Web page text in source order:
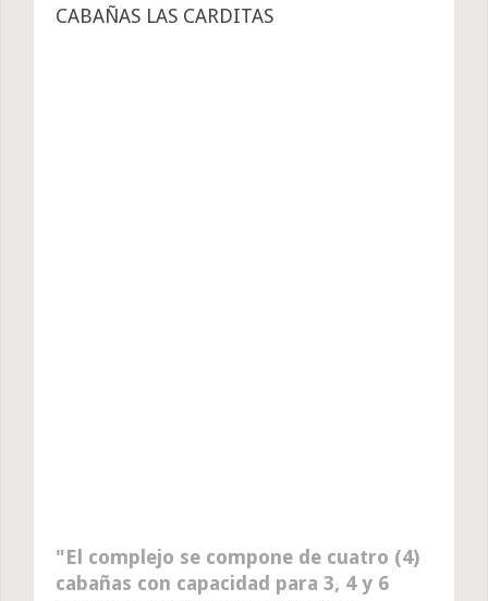
CABAÑAS LAS CARDITAS
El complejo se compone de cuatro (4)
cabañas con capacidad para 3, 4 y 6